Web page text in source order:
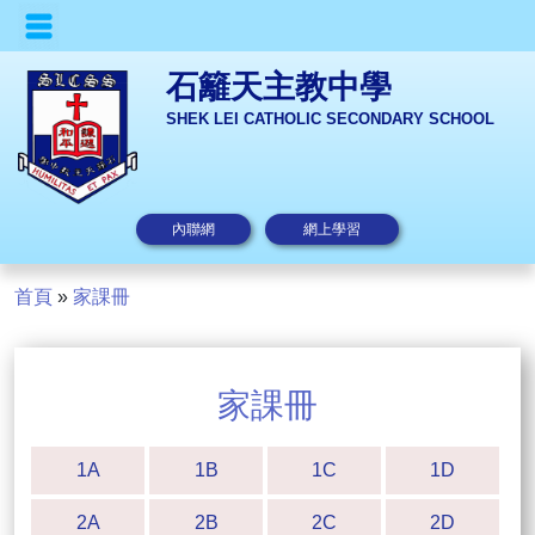
石籬天主教中學
SHEK LEI CATHOLIC SECONDARY SCHOOL
內聯網 網上學習
首頁 » 家課冊
家課冊
1A 1B 1C 1D
2A 2B 2C 2D